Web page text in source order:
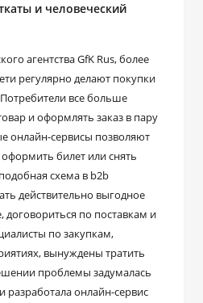
и человеческий
агентства GfK Rus, более
регулярно делают покупки
все больше
и оформлять заказ в пару
онлайн-сервисы позволяют
оформить билет или снять
схема в b2b
действительно выгодное
по поставкам и
по закупкам,
вынуждены тратить
проблемы задумалась
разработала онлайн-сервис